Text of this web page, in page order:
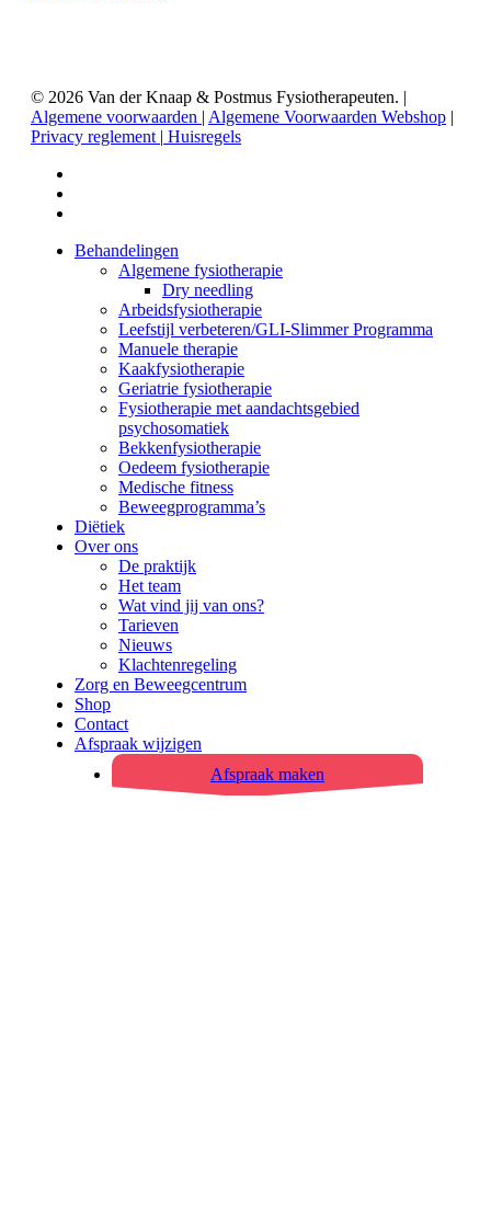
© 2026 Van der Knaap & Postmus Fysiotherapeuten. |
Algemene voorwaarden | Algemene Voorwaarden Webshop |
Privacy reglement | Huisregels
Behandelingen
Algemene fysiotherapie
Dry needling
Arbeidsfysiotherapie
Leefstijl verbeteren/GLI-Slimmer Programma
Manuele therapie
Kaakfysiotherapie
Geriatrie fysiotherapie
Fysiotherapie met aandachtsgebied
psychosomatiek
Bekkenfysiotherapie
Oedeem fysiotherapie
Medische fitness
Beweegprogramma’s
Diëtiek
Over ons
De praktijk
Het team
Wat vind jij van ons?
Tarieven
Nieuws
Klachtenregeling
Zorg en Beweegcentrum
Shop
Contact
Afspraak wijzigen
Afspraak maken